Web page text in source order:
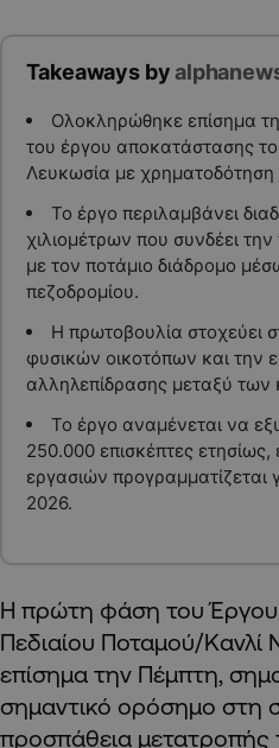
Takeaways by
Ολοκληρώθηκε επίσημα
του έργου αποκατάστασης
Λευκωσία με
Το έργο περιλαμβάνει
χιλιομέτρων που συνδέει
με τον ποτάμιο διάδρομο
πεζοδρομίου.
Η πρωτοβουλία στοχεύει
φυσικών οικοτόπων και την
αλληλεπίδρασης μεταξύ των
Το έργο αναμένεται να
250.000 επισκέπτες
εργασιών προγραμματίζεται
2026.
Η πρώτη φάση του
Πεδιαίου Ποταμού/
επίσημα την Πέμπτη,
σημαντικό ορόσημο στη
προσπάθεια μετατροπής